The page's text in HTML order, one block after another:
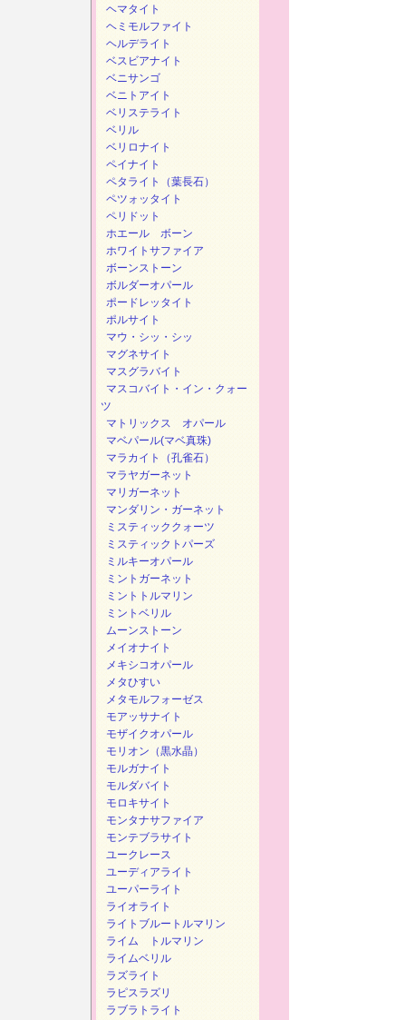
ヘマタイト
ヘミモルファイト
ヘルデライト
ベスビアナイト
ベニサンゴ
ベニトアイト
ベリステライト
ベリル
ベリロナイト
ペイナイト
ペタライト（葉長石）
ペツォッタイト
ペリドット
ホエール ボーン
ホワイトサファイア
ボーンストーン
ボルダーオパール
ポードレッタイト
ポルサイト
マウ・シッ・シッ
マグネサイト
マスグラバイト
マスコバイト・イン・クォー
ツ
マトリックス オパール
マベパール(マベ真珠)
マラカイト（孔雀石）
マラヤガーネット
マリガーネット
マンダリン・ガーネット
ミスティッククォーツ
ミスティックトパーズ
ミルキーオパール
ミントガーネット
ミントトルマリン
ミントベリル
ムーンストーン
メイオナイト
メキシコオパール
メタひすい
メタモルフォーゼス
モアッサナイト
モザイクオパール
モリオン（黒水晶）
モルガナイト
モルダバイト
モロキサイト
モンタナサファイア
モンテブラサイト
ユークレース
ユーディアライト
ユーパーライト
ライオライト
ライトブルートルマリン
ライム トルマリン
ライムベリル
ラズライト
ラピスラズリ
ラブラトライト